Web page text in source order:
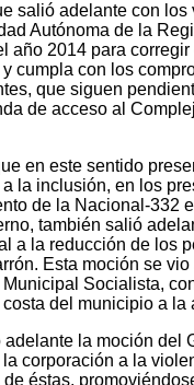
salió adelante con
Autónoma de la
año 2014 para
cumpla con los
que siguen
de acceso al
en este sentido
la inclusión, en los
de la Nacional-332
también salió
a la reducción de los
Esta moción se
Socialista,
del municipio a la
la moción del
corporación a la
éstas,